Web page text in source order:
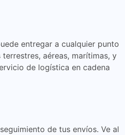
entregar a cualquier punto
aéreas, marítimas, y
de logística en cadena
de tus envíos. Ve al